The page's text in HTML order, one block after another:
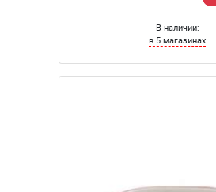
В наличии:
в 5 магазинах